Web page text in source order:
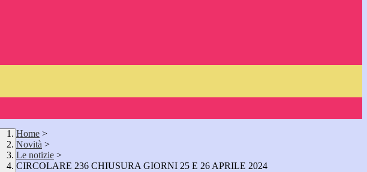
Home >
Novità >
Le notizie >
CIRCOLARE 236 CHIUSURA GIORNI 25 E 26 APRILE 2024